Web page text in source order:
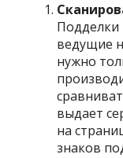
Подделки
ведущие
нужно
выдает
на
знаков